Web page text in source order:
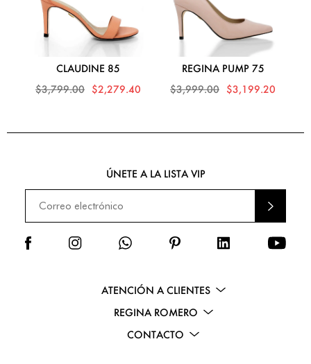
CLAUDINE 85
$3,799.00 $2,279.40
REGINA PUMP 75
$3,999.00 $3,199.20
ATENCIÓN A CLIENTES
REGINA ROMERO
CONTACTO
ÚNETE A LA LISTA VIP
ENVI
AR